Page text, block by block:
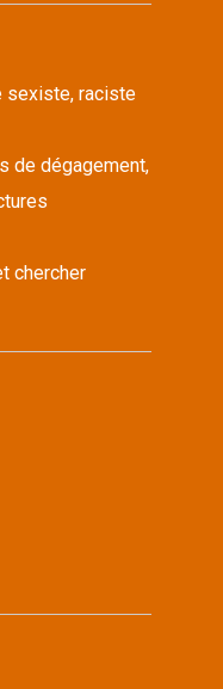
sexiste, raciste
de dégagement,
chercher